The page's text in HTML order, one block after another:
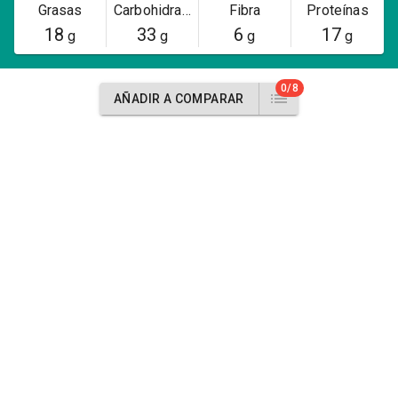
Grasas
18 g
Carbohidratos
33 g
Fibra
6 g
Proteínas
17 g
AÑADIR A COMPARAR
0/8